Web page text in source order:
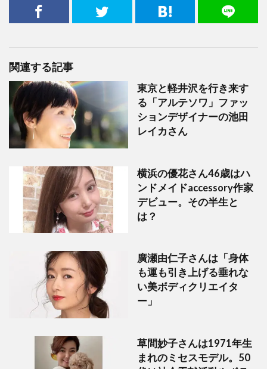
関連する記事
東京と軽井沢を行き来す
る「アルテソワ」ファッ
ションデザイナーの池田
レイカさん
横浜の優花さん46歳はハ
ンドメイドaccessory作家
デビュー。その半生と
は？
廣瀬由仁子さんは「身体
も運も引き上げる垂れな
い美ボディクリエイタ
ー」
草間妙子さんは1971年生
まれのミセスモデル。50